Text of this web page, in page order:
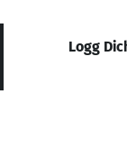
Logg